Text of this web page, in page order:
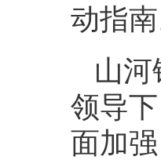
动指南
山
领导
面加